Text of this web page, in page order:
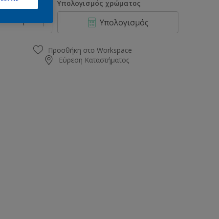
Υπολογισμός χρώματος
Υπολογισμός
Προσθήκη στο Workspace
Εύρεση Καταστήματος